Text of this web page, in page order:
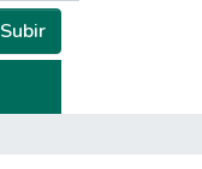
Subir